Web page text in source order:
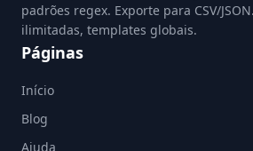
padrões regex. Exporte para CSV/
ilimitadas, templates globais.
Páginas
Início
Blog
Ajuda